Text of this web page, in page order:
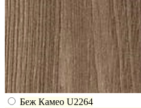
Беж Камео U2264